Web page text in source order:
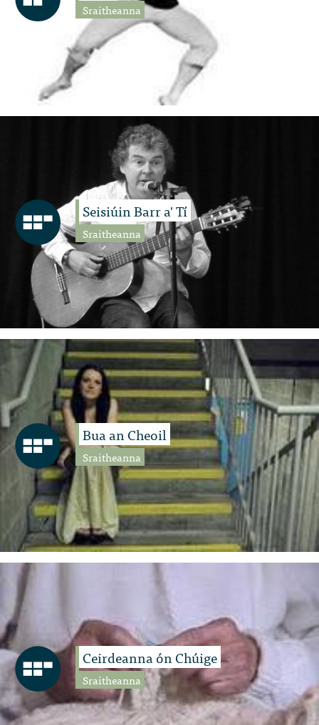
Sraitheanna
Seisiúin Barr a' Tí
Sraitheanna
Bua an Cheoil
Sraitheanna
Ceirdeanna ón Chúige
Sraitheanna